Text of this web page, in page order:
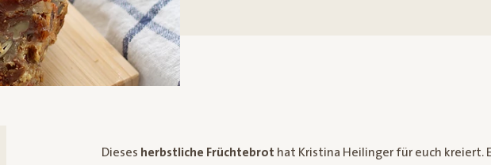
Dieses herbstliche Früchtebrot hat Kristina Heilinger für euch kreiert.